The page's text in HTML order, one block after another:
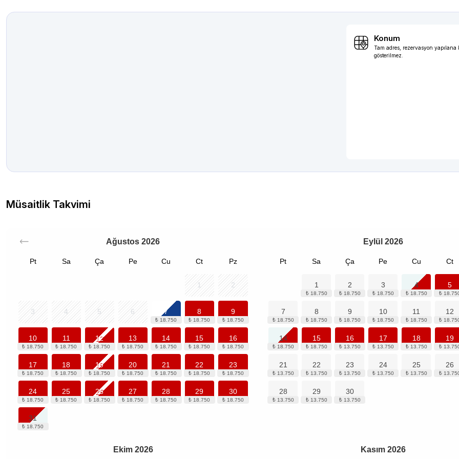
Konum
Tam adres, rezervasyon yapılana
gösterilmez.
Müsaitlik Takvimi
Ağustos 2026
Pt Sa Ça Pe Cu Ct Pz
1 2
3 4 5 6 7 8 9
10 11 12 13 14 15 16
17 18 19 20 21 22 23
24 25 26 27 28 29 30
31
Eylül 2026
Pt Sa Ça Pe Cu Ct
1 2 3 4 5
7 8 9 10 11 12
14 15 16 17 18 19
21 22 23 24 25 26
28 29 30
Ekim 2026 Kasım 2026